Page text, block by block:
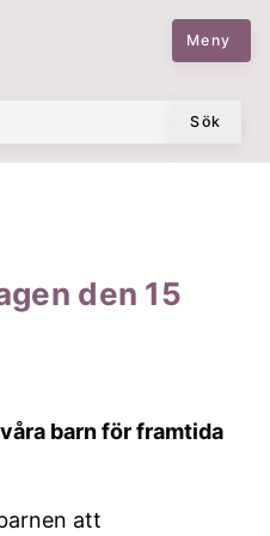
Meny
Sök
den 15
barn för framtida
att